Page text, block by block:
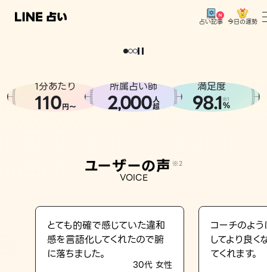
占い記事 今日の運勢
相談事例
どうせなら
。
1分あたり
110円〜
所属占い師
2,000人
超
満足度
98.1※1
%
ユーザーの声 ※2
VOICE
とても的確で感じていた違和
感を言語化してくれたので腑
に落ちました。
30代 女性
コーチのよ
してより良
てくれます。